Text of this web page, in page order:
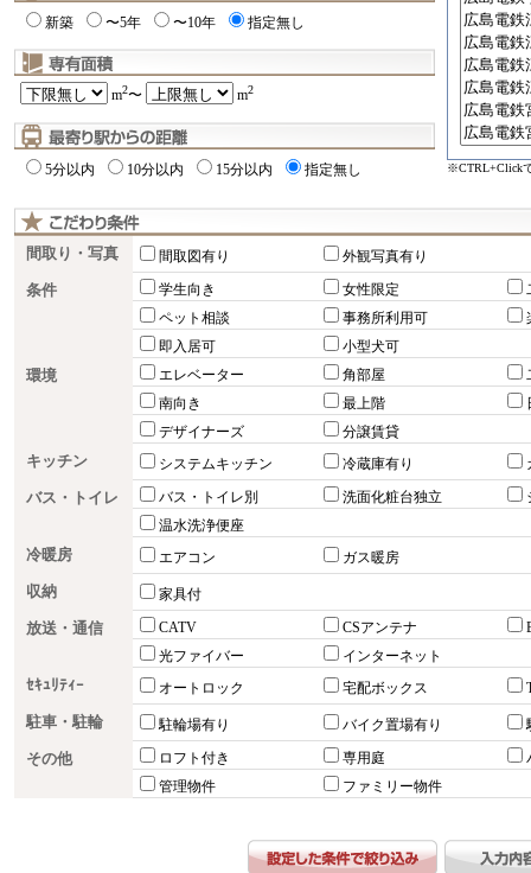
新築 〜5年 〜10年 指定無し
m2〜 m2
5分以内 10分以内 15分以内 指定無し ※CTRL+Click
間取り・写真 間取図有り 外観写真有り
条件 学生向き 女性限定
ペット相談
事務所利用可
即入居可
小型犬可
環境 エレベーター 角部屋
南向き
最上階
デザイナーズ
分譲賃貸
キッチン システムキッチン 冷蔵庫有り
バス・トイレ バス・トイレ別 洗面化粧台独立
温水洗浄便座
冷暖房 エアコン ガス暖房
収納 家具付
放送・通信 CATV CSアンテナ
光ファイバー
インターネット
ｾｷｭﾘﾃｨｰ オートロック 宅配ボックス
駐車・駐輪 駐輪場有り バイク置場有り
その他 ロフト付き 専用庭
管理物件
ファミリー物件